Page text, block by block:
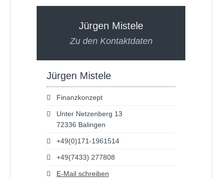
Jürgen Mistele
Zu den Kontaktdaten
Jürgen Mistele
Finanzkonzept
Unter Netzenberg 13
72336 Balingen
+49(0)171-1961514
+49(7433) 277808
E-Mail schreiben